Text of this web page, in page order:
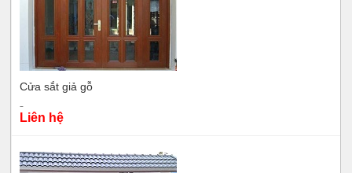
Cửa sắt giả gỗ
Liên hệ